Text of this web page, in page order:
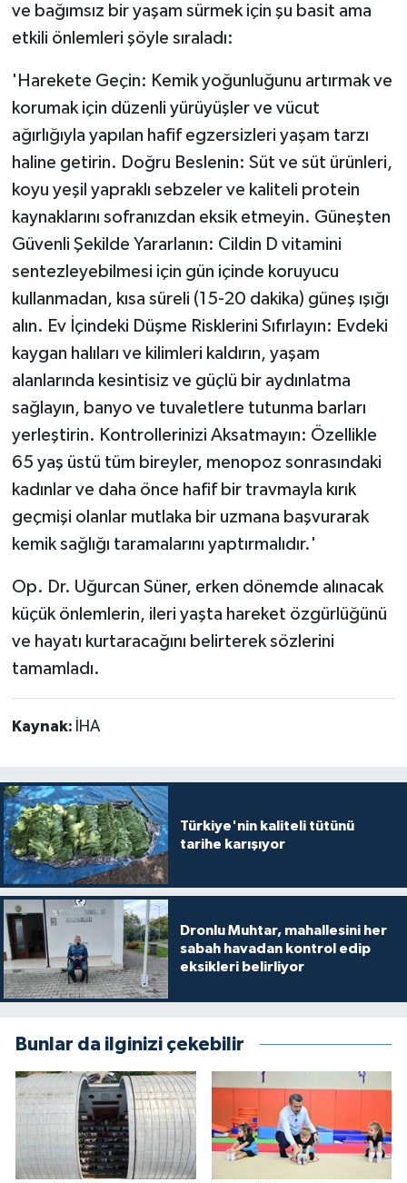
ve bağımsız bir yaşam sürmek için şu basit ama
etkili önlemleri şöyle sıraladı:
'Harekete Geçin: Kemik yoğunluğunu artırmak ve
korumak için düzenli yürüyüşler ve vücut
ağırlığıyla yapılan hafif egzersizleri yaşam tarzı
haline getirin. Doğru Beslenin: Süt ve süt ürünleri,
koyu yeşil yapraklı sebzeler ve kaliteli protein
kaynaklarını sofranızdan eksik etmeyin. Güneşten
Güvenli Şekilde Yararlanın: Cildin D vitamini
sentezleyebilmesi için gün içinde koruyucu
kullanmadan, kısa süreli (15-20 dakika) güneş ışığı
alın. Ev İçindeki Düşme Risklerini Sıfırlayın: Evdeki
kaygan halıları ve kilimleri kaldırın, yaşam
alanlarında kesintisiz ve güçlü bir aydınlatma
sağlayın, banyo ve tuvaletlere tutunma barları
yerleştirin. Kontrollerinizi Aksatmayın: Özellikle
65 yaş üstü tüm bireyler, menopoz sonrasındaki
kadınlar ve daha önce hafif bir travmayla kırık
geçmişi olanlar mutlaka bir uzmana başvurarak
kemik sağlığı taramalarını yaptırmalıdır.'
Op. Dr. Uğurcan Süner, erken dönemde alınacak
küçük önlemlerin, ileri yaşta hareket özgürlüğünü
ve hayatı kurtaracağını belirterek sözlerini
tamamladı.
Kaynak: İHA
Türkiye'nin kaliteli tütünü
tarihe karışıyor
Dronlu Muhtar, mahallesini her
sabah havadan kontrol edip
eksikleri belirliyor
Bunlar da ilginizi çekebilir